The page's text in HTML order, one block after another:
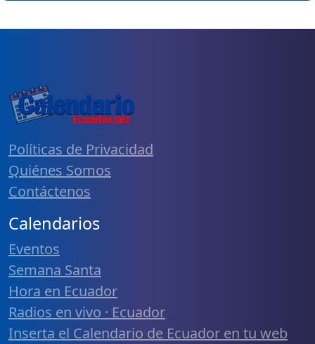
Políticas de Privacidad
Quiénes Somos
Contáctenos
Calendarios
Eventos
Semana Santa
Hora en Ecuador
Radios en vivo · Ecuador
Inserta el Calendario de Ecuador en tu web